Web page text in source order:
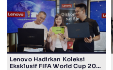
Lenovo Hadirkan Koleksi
Eksklusif FIFA World Cup 2026